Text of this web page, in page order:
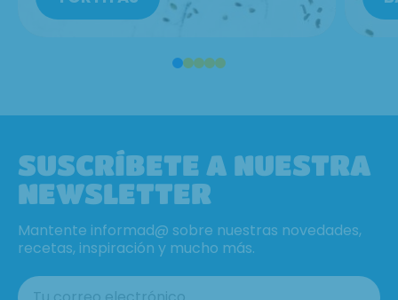
SUSCRÍBETE A NUESTRA
NEWSLETTER
Mantente informad@ sobre nuestras novedades,
recetas, inspiración y mucho más.
aquí.